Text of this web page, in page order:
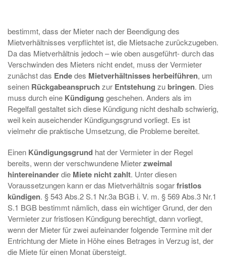
bestimmt, dass der Mieter nach der Beendigung des
Mietverhältnisses verpflichtet ist, die Mietsache zurückzugeben.
Da das Mietverhältnis jedoch – wie oben ausgeführt- durch das
Verschwinden des Mieters nicht endet, muss der Vermieter
zunächst das Endedes Mietverhältnisses herbeiführen, um
seinen Rückgabeanspruch zur Entstehung zu bringen. Dies
muss durch eine Kündigung geschehen. Anders als im
Regelfall gestaltet sich diese Kündigung nicht deshalb schwierig,
weil kein auseichender Kündigungsgrund vorliegt. Es ist
vielmehr die praktische Umsetzung, die Probleme bereitet.
Einen Kündigungsgrund hat der Vermieter in der Regel
bereits, wenn der verschwundene Mieterzweimal
hintereinanderdie Miete nicht zahlt. Unter diesen
Voraussetzungen kann er das Mietverhältnis sogarfristlos
kündigen. § 543 Abs.2 S.1 Nr.3a BGB i. V. m. § 569 Abs.3 Nr.1
S.1 BGB bestimmt nämlich, dass ein wichtiger Grund, der den
Vermieter zur fristlosen Kündigung berechtigt, dann vorliegt,
wenn der Mieter für zwei aufeinander folgende Termine mit der
Entrichtung der Miete in Höhe eines Betrages in Verzug ist, der
die Miete für einen Monat übersteigt.